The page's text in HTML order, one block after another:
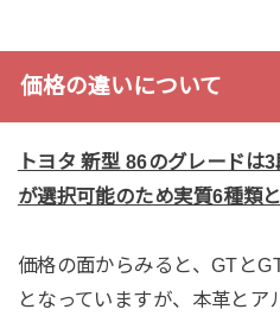
価格の違いについて
トヨタ 新型 86のグレードは
が選択可能のため実質6種類と
価格の面からみると、GTと
となっていますが、本革と